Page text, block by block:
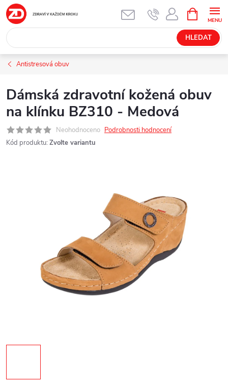
Přejít
na
obsah
HLEDAT
NÁKUPNÍ
KOŠÍK
Antistresová obuv
Dámská zdravotní kožená obuv
na klínku BZ310 - Medová
Neohodnoceno Podrobnosti hodnocení
Kód produktu: Zvolte variantu